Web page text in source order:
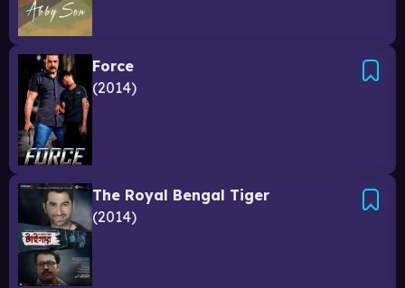
Force
2014
The Royal Bengal Tiger
2014